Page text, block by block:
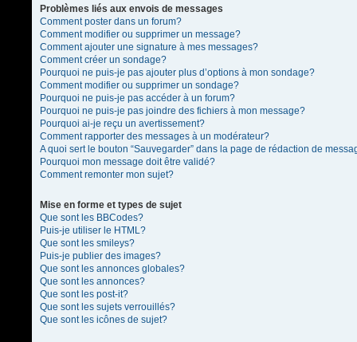
Problèmes liés aux envois de messages
Comment poster dans un forum?
Comment modifier ou supprimer un message?
Comment ajouter une signature à mes messages?
Comment créer un sondage?
Pourquoi ne puis-je pas ajouter plus d’options à mon sondage?
Comment modifier ou supprimer un sondage?
Pourquoi ne puis-je pas accéder à un forum?
Pourquoi ne puis-je pas joindre des fichiers à mon message?
Pourquoi ai-je reçu un avertissement?
Comment rapporter des messages à un modérateur?
A quoi sert le bouton “Sauvegarder” dans la page de rédaction de
Pourquoi mon message doit être validé?
Comment remonter mon sujet?
Mise en forme et types de sujet
Que sont les BBCodes?
Puis-je utiliser le HTML?
Que sont les smileys?
Puis-je publier des images?
Que sont les annonces globales?
Que sont les annonces?
Que sont les post-it?
Que sont les sujets verrouillés?
Que sont les icônes de sujet?